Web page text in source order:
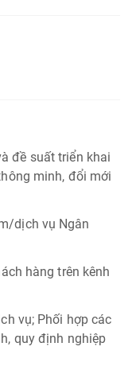
đề suất triển khai
minh, đổi mới
dịch vụ Ngân
hàng trên kênh
vụ; Phối hợp các
quy định nghiệp